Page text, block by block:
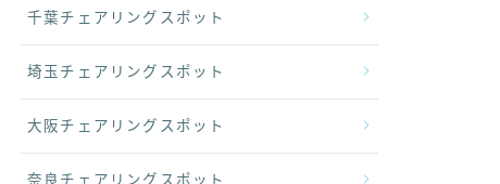
千葉チェアリングスポット
埼玉チェアリングスポット
大阪チェアリングスポット
奈良チェアリングスポット